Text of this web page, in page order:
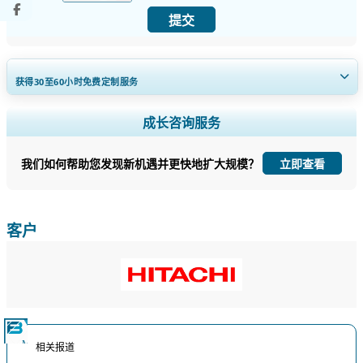
提交
获得30至60小时免费定制服务
扩大区域和国家覆盖范围， 细分市场分析， 公司简介， 竞争基准分析，
以及最终用户洞察。
立即定制
成长咨询服务
我们如何帮助您发现新机遇并更快地扩大规模？ 立即查看
客户
相关报道